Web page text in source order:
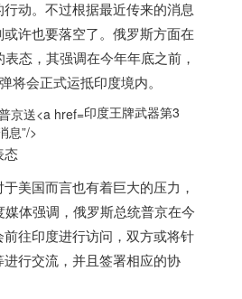
动。不过根据最近传来的消息
许也要落空了。俄罗斯方面在
态，其强调在今年年底之前，
将会正式运抵印度境内。
印度王牌武器第3
息”/>
态
美国而言也有着巨大的压力，
媒体强调，俄罗斯总统普京在今
前往印度进行访问，双方或将针
行交流，并且签署相应的协